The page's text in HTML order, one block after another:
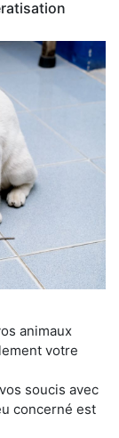
animaux
votre
soucis avec
concerné est